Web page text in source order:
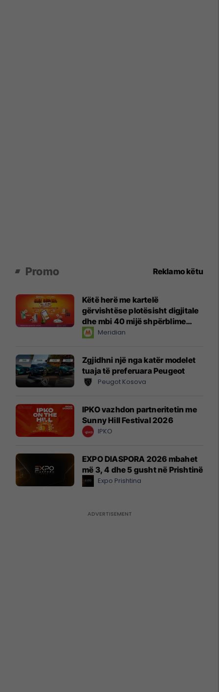
Promo Reklamo këtu
Këtë herë me kartelë
gërvishtëse plotësisht digjitale
dhe mbi 40 mijë shpërblime
instant!Meridian
Zgjidhni një nga katër modelet
tuaja të preferuara Peugeot
Peugot Kosova
IPKO vazhdon partneritetin me
Sunny Hill Festival 2026
IPKO
EXPO DIASPORA 2026 mbahet
më 3, 4 dhe 5 gusht në Prishtinë
Expo Prishtina